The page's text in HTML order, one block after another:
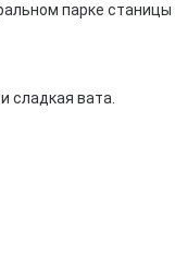
парке
сладкая вата.